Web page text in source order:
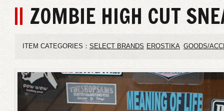
ZOMBIE HIGH CUT
ITEM CATEGORIES： SELECT BRANDS EROSTIKA GOODS/